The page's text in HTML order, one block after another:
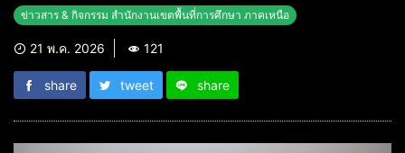
ข่าวสาร & กิจกรรม สำนักงานเขตพื้นที่การศึกษา ภาคเหนือ
21 พ.ค. 2026 121
share tweet share